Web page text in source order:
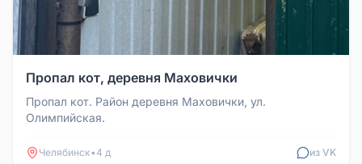
Пропал кот, деревня Маховички
Пропал кот. Район деревня Маховички, ул.
Олимпийская.
Челябинск•4 д из VK